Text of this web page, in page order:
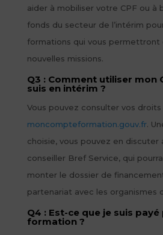
aider à mobiliser votre CPF ou à
fonds du secteur de l’intérim
formations qui vous permettront
nouvelles missions.
Q3 : Comment utiliser mon
suis en intérim ?
Vous pouvez consulter vos droits
moncompteformation.gouv.fr.
choisie, vous pouvez en discuter
conseiller Bref Service, qui
monter le dossier de
partenariat avec les organismes
Q4 : Est-ce que je suis
formation ?